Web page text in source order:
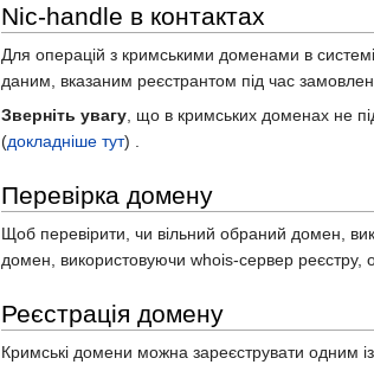
Nic-handle в контактах
Для операцій з кримськими доменами в
даним, вказаним реєстрантом під час
Зверніть увагу , що в кримських доменах не
(докладніше тут) .
Перевірка домену
Щоб перевірити, чи вільний обраний домен,
домен, використовуючи whois-сервер реєстру,
Реєстрація домену
Кримські домени можна зареєструвати одним